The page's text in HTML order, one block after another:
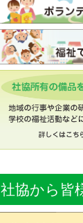
社協から皆